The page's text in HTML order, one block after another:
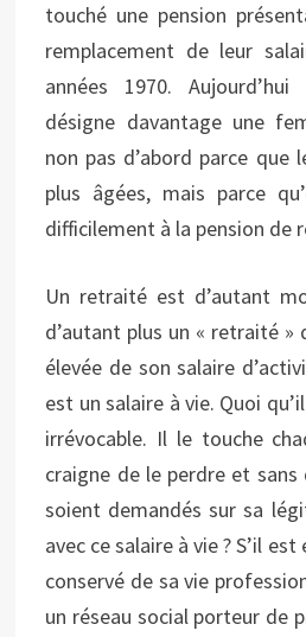
touché une pension
remplacement de leur
années 1970.
désigne davantage une
non pas d’abord parce que
plus âgées, mais parce
difficilement à la pension de
Un retraité est d’autant
d’autant plus un « retraité »
élevée de son salaire
est un salaire à vie. Quoi
irrévocable. Il le touche
craigne de le perdre et
soient demandés sur sa
avec ce salaire à vie ? S’il
conservé de sa vie
un réseau social porteur de